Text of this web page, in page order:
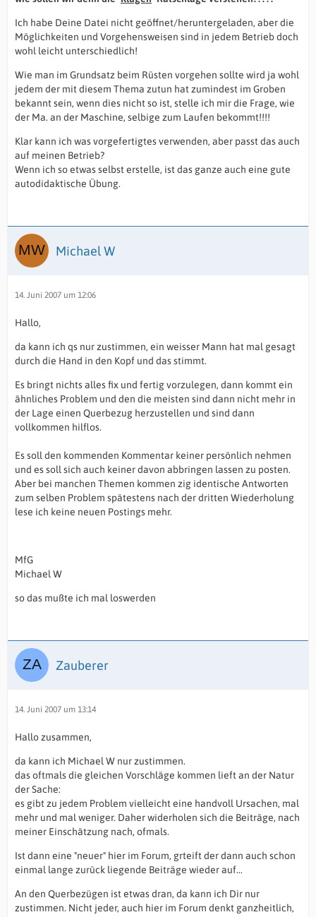
Ich habe Deine Datei nicht geöffnet/heruntergeladen, aber die
Möglichkeiten und Vorgehensweisen sind in jedem Betrieb doch
wohl leicht unterschiedlich!
Wie man im Grundsatz beim Rüsten vorgehen sollte wird ja wohl
jedem der mit diesem Thema zutun hat zumindest im Groben
bekannt sein, wenn dies nicht so ist, stelle ich mir die Frage, wie
der Ma. an der Maschine, selbige zum Laufen bekommt!!!!
Klar kann ich was vorgefertigtes verwenden, aber passt das auch
auf meinen Betrieb?
Wenn ich so etwas selbst erstelle, ist das ganze auch eine gute
autodidaktische Übung.
Michael W
14. Juni 2007 um 12:06
Hallo,
da kann ich qs nur zustimmen, ein weisser Mann hat mal gesagt
durch die Hand in den Kopf und das stimmt.
Es bringt nichts alles fix und fertig vorzulegen, dann kommt ein
ähnliches Problem und den die meisten sind dann nicht mehr in
der Lage einen Querbezug herzustellen und sind dann
vollkommen hilflos.
Es soll den kommenden Kommentar keiner persönlich nehmen
und es soll sich auch keiner davon abbringen lassen zu posten.
Aber bei manchen Themen kommen zig identische Antworten
zum selben Problem spätestens nach der dritten Wiederholung
lese ich keine neuen Postings mehr.
MfG
Michael W
so das mußte ich mal loswerden
Zauberer
14. Juni 2007 um 13:14
Hallo zusammen,
da kann ich Michael W nur zustimmen.
das oftmals die gleichen Vorschläge kommen lieft an der Natur
der Sache:
es gibt zu jedem Problem vielleicht eine handvoll Ursachen, mal
mehr und mal weniger. Daher widerholen sich die Beiträge, nach
meiner Einschätzung nach, ofmals.
Ist dann eine "neuer" hier im Forum, grteift der dann auch schon
einmal lange zurück liegende Beiträge wieder auf...
An den Querbezügen ist etwas dran, da kann ich Dir nur
zustimmen. Nicht jeder, auch hier im Forum denkt ganzheitlich,